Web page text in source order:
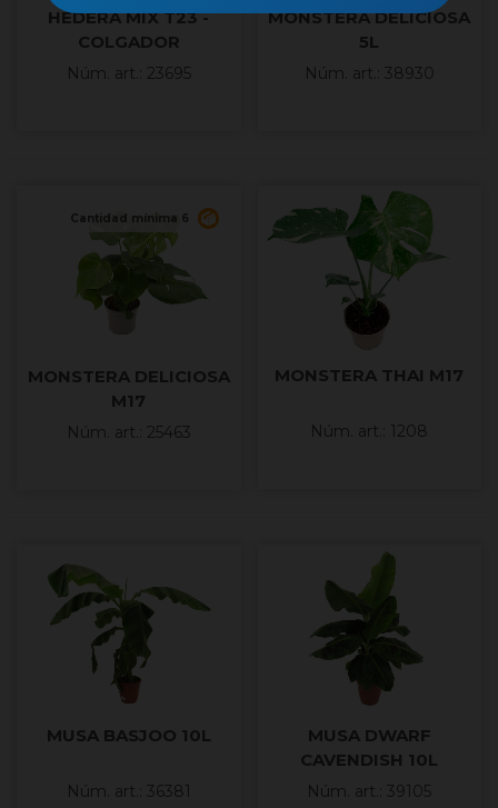
HEDERA MIX T23 -
COLGADOR
Núm. art.: 23695
MONSTERA DELICIOSA
5L
Núm. art.: 38930
Cantidad mínima 6
MONSTERA DELICIOSA
M17
Núm. art.: 25463
MONSTERA THAI M17
Núm. art.: 1208
MUSA BASJOO 10L
Núm. art.: 36381
MUSA DWARF
CAVENDISH 10L
Núm. art.: 39105